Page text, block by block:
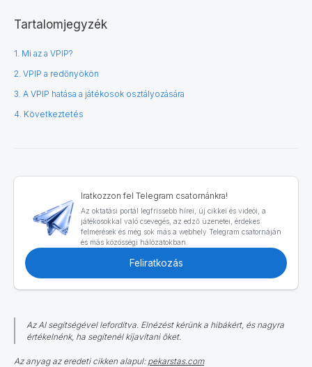
Tartalomjegyzék
1. Mi az a VPIP?
2. VPIP a redőnyökön
3. A VPIP hatása a játékosok osztályozására
4. Következtetés
Iratkozzon fel Telegram csatornánkra!
Az oktatási portál legfrissebb hírei, új cikkei és videói, a
játékosokkal való csevegés, az edző üzenetei, érdekes
felmérések és még sok más a webhely Telegram csatornáján
és más közösségi hálózatokban.
Feliratkozás
Az AI segítségével lefordítva. Elnézést kérünk a hibákért, és nagyra
értékelnénk, ha segítenél kijavítani őket.
Az anyag az eredeti cikken alapul: pekarstas.com